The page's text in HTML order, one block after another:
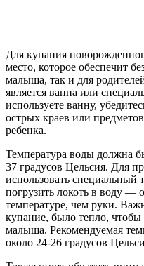
Для купания
место, которое обеспечит
малыша, так и для
является ванна или
используете ванну,
острых краев или
ребенка.
Температура воды должна
37 градусов Цельсия. Для
использовать специальный
погрузить локоть в воду —
температуре, чем руки.
купание, было тепло,
малыша. Рекомендуемая
около 24-26 градусов